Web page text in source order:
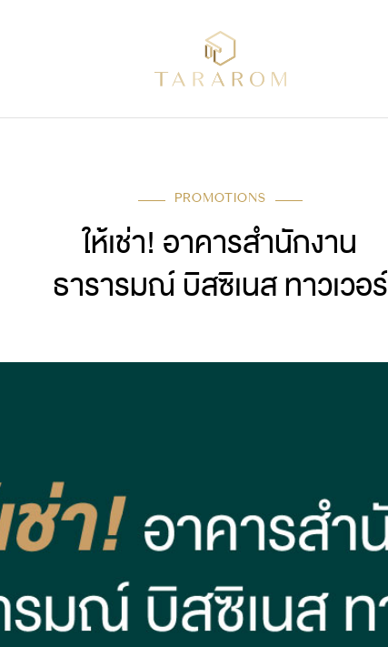
PROMOTIONS
ให้เช่า! อาคารสำนักงาน
ธารารมณ์ บิสซิเนส ทาวเวอร์